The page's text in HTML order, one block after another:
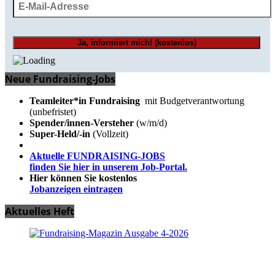
Neue Fundraising-Jobs
Teamleiter*in Fundraising mit Budgetverantwortung
(unbefristet)
Spender/innen-Versteher (w/m/d)
Super-Held/-in (Vollzeit)
Aktuelle FUNDRAISING-JOBS
finden Sie hier in unserem Job-Portal.
Hier können Sie kostenlos
Jobanzeigen eintragen
Aktuelles Heft